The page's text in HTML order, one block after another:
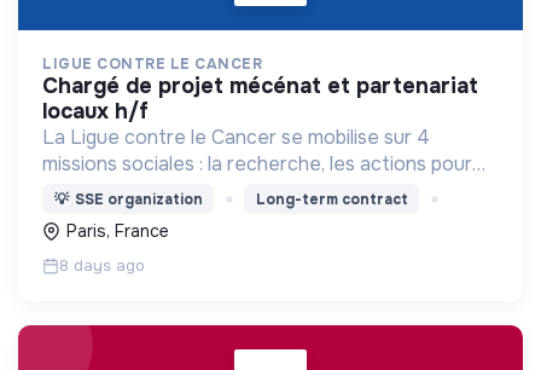
LIGUE CONTRE LE CANCER
chargé de projet mécénat et partenariat
locaux h/f
La Ligue contre le Cancer se mobilise sur 4
missions sociales : la recherche, les actions pour
les personnes malades, la prévention & promotion
du dépistage et l'étude & observatoire.
💡 SSE organization Long-term contract
Paris, France
8 days ago